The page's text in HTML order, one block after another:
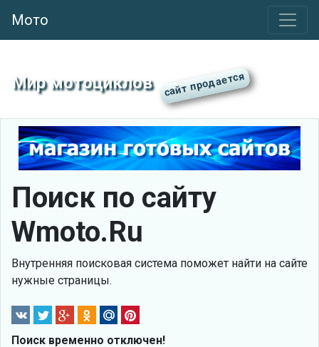
Мото
Мир мотоциклов
Поиск по сайту
Wmoto.Ru
Внутренняя поисковая система поможет найти на сайте
нужные страницы.
Поиск временно отключен!